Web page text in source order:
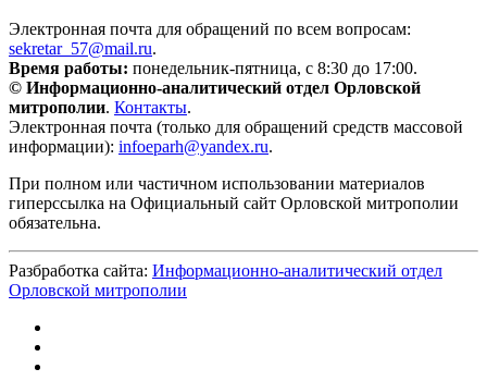
Электронная почта для обращений по всем вопросам:
sekretar_57@mail.ru.
Время работы: понедельник-пятница, с 8:30 до 17:00.
© Информационно-аналитический отдел Орловской
митрополии. Контакты.
Электронная почта (только для обращений средств массовой
информации): infoeparh@yandex.ru.
При полном или частичном использовании материалов
гиперссылка на Официальный сайт Орловской митрополии
обязательна.
Разбработка сайта: Информационно-аналитический отдел
Орловской митрополии